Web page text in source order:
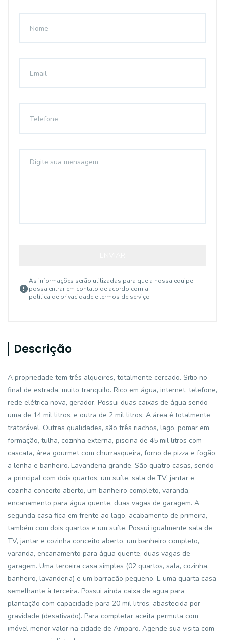
As informações serão utilizadas para que a nossa equipe
possa entrar em contato de acordo com a
política de privacidade e termos de serviço
Descrição
A propriedade tem três alqueires, totalmente cercado. Sitio no
final de estrada, muito tranquilo. Rico em água, internet, telefone,
rede elétrica nova, gerador. Possui duas caixas de água sendo
uma de 14 mil litros, e outra de 2 mil litros. A área é totalmente
tratorável. Outras qualidades, são três riachos, lago, pomar em
formação, tulha, cozinha externa, piscina de 45 mil litros com
cascata, área gourmet com churrasqueira, forno de pizza e fogão
a lenha e banheiro. Lavanderia grande. São quatro casas, sendo
a principal com dois quartos, um suíte, sala de TV, jantar e
cozinha conceito aberto, um banheiro completo, varanda,
encanamento para água quente, duas vagas de garagem. A
segunda casa fica em frente ao lago, acabamento de primeira,
também com dois quartos e um suíte. Possui igualmente sala de
TV, jantar e cozinha conceito aberto, um banheiro completo,
varanda, encanamento para água quente, duas vagas de
garagem. Uma terceira casa simples (02 quartos, sala, cozinha,
banheiro, lavanderia) e um barracão pequeno. E uma quarta casa
semelhante à terceira. Possui ainda caixa de agua para
plantação com capacidade para 20 mil litros, abastecida por
gravidade (desativado). Para completar aceita permuta com
imóvel menor valor na cidade de Amparo. Agende sua visita com